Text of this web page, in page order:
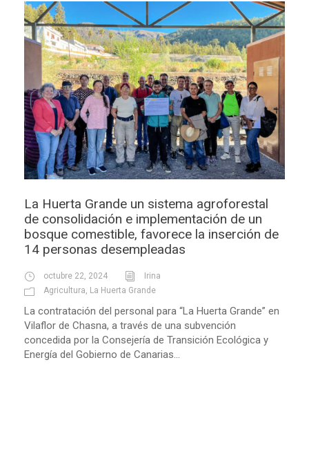
La Huerta Grande un sistema agroforestal
de consolidación e implementación de un
bosque comestible, favorece la inserción de
14 personas desempleadas
octubre 22, 2024
Irina
Agricultura, La Huerta Grande
La contratación del personal para “La Huerta Grande” en
Vilaflor de Chasna, a través de una subvención
concedida por la Consejería de Transición Ecológica y
Energía del Gobierno de Canarias...